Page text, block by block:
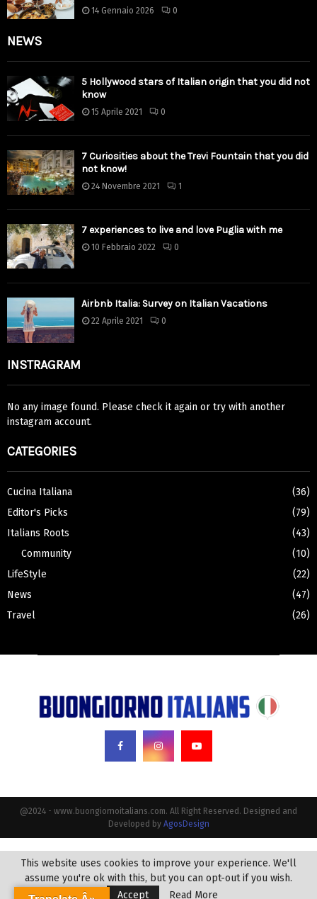
14 Gennaio 2026 0
NEWS
5 Hollywood stars of Italian origin that you did not
know
15 Aprile 2021 0
7 Curiosities about the Trevi Fountain that you did
not know!
24 Novembre 2021 1
7 experiences to live and love Puglia with me
10 Febbraio 2022 0
Airbnb Italia: Survey on Italian Vacations
22 Aprile 2021 0
INSTRAGRAM
No any image found. Please check it again or try with another
instagram account.
CATEGORIES
Cucina Italiana
(36)
Editor's Picks
(79)
Italians Roots
(43)
Community
(10)
LifeStyle
(22)
News
(47)
Travel
(26)
@2024 - www.buongiornoitalians.com. All Right Reserved. Designed and
Developed by AgosDesign
This website uses cookies to improve your experience. We'll
assume you're ok with this, but you can opt-out if you wish.
Accept
Read More